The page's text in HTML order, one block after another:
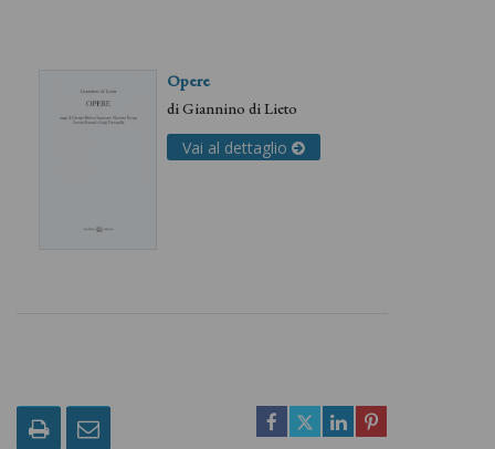
Opere
diGiannino di Lieto
Vai al dettaglio